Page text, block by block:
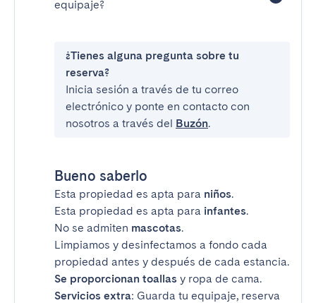
equipaje?
¿Tienes alguna pregunta sobre tu
reserva?
Inicia sesión a través de tu correo
electrónico y ponte en contacto con
nosotros a través del Buzón.
Bueno saberlo
Esta propiedad es apta para niños.
Esta propiedad es apta para infantes.
No se admiten mascotas.
Limpiamos y desinfectamos a fondo cada
propiedad antes y después de cada estancia.
Se proporcionan toallas y ropa de cama.
Servicios extra: Guarda tu equipaje, reserva